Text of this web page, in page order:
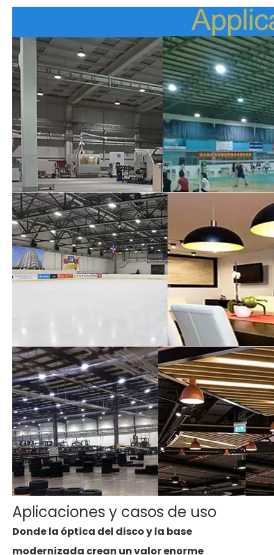
Aplicaciones y casos de uso
Donde la óptica del disco y la base
modernizada crean un valor enorme